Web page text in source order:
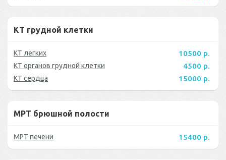
КТ грудной клетки
КТ легких 10500 р.
КТ органов грудной клетки 4500 р.
КТ сердца 15000 р.
МРТ брюшной полости
МРТ печени 15400 р.